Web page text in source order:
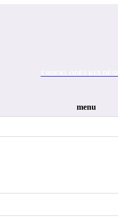
menu